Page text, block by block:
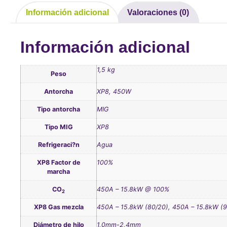
Información adicional Valoraciones (0)
Información adicional
Peso
1,5 kg
Antorcha XP8, 450W
Tipo antorcha MIG
Tipo MIG XP8
Refrigeraci?n Agua
XP8 Factor de
marcha
100%
CO2 450A – 15.8kW @ 100%
XP8 Gas mezcla 450A – 15.8kW (80/20), 450A – 15.8kW
Diámetro de hilo 1,0mm-2,4mm